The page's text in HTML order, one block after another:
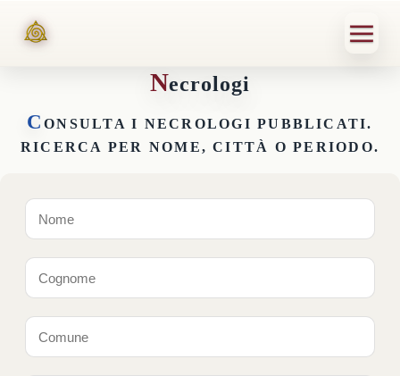
Necrologi
C ONSULTA I NECROLOGI PUBBLICATI.
RICERCA PER NOME, CITTÀ O PERIODO.